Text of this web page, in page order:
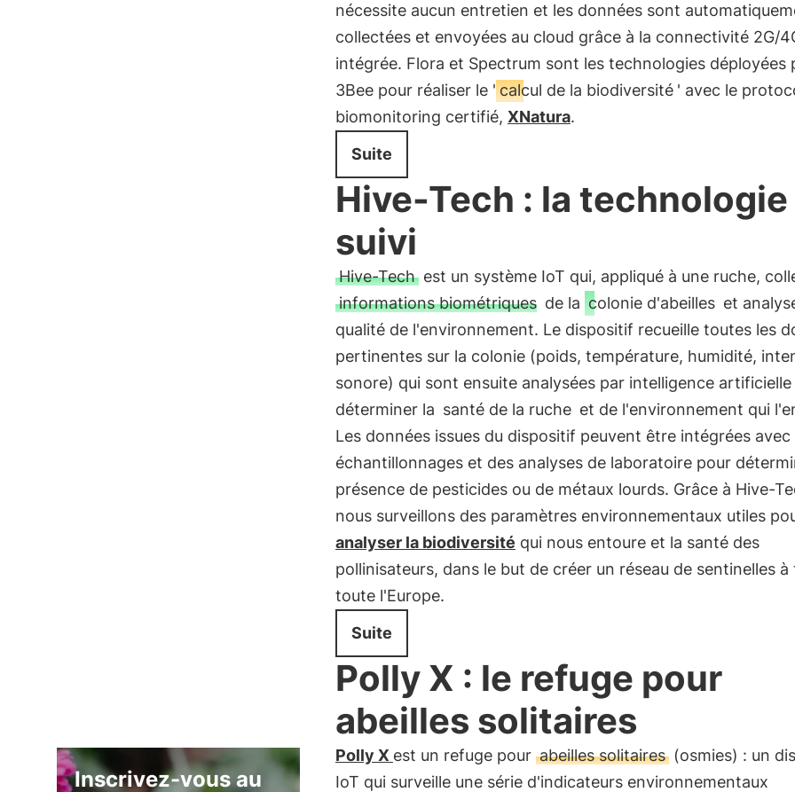
Inscrivez-vous au
nécessite aucun entretien et les données sont
collectées et envoyées au cloud grâce à la connectivité 2G/
intégrée. Flora et Spectrum sont les technologies déployées
3Bee pour réaliser le ' calcul de la biodiversité ' avec le
biomonitoring certifié, XNatura.
Suite
Hive-Tech : la technologie
suivi
Hive-Techest un système IoT qui, appliqué à une ruche,
informations biométriques de la colonie d'abeilles et
qualité de l'environnement. Le dispositif recueille toutes les
pertinentes sur la colonie (poids, température, humidité,
sonore) qui sont ensuite analysées par intelligence
déterminer la santé de la ruche et de l'environnement qui
Les données issues du dispositif peuvent être intégrées avec
échantillonnages et des analyses de laboratoire pour
présence de pesticides ou de métaux lourds. Grâce à Hive-
nous surveillons des paramètres environnementaux utiles
analyser la biodiversité qui nous entoure et la santé des
pollinisateurs, dans le but de créer un réseau de sentinelles à
toute l'Europe.
Suite
Polly X : le refuge pour
abeilles solitaires
Polly X est un refuge pour abeilles solitaires(osmies) : un
IoT qui surveille une série d'indicateurs environnementaux